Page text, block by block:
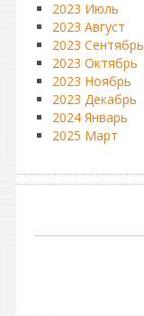
2023 Июль
2023 Август
2023 Сентябрь
2023 Октябрь
2023 Ноябрь
2023 Декабрь
2024 Январь
2025 Март